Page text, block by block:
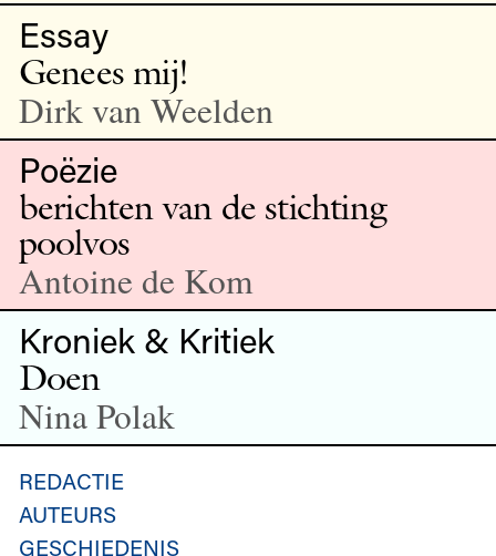
Essay
Genees mij!
Dirk van Weelden
Poëzie
berichten van de stichting
poolvos
Antoine de Kom
Kroniek & Kritiek
Doen
Nina Polak
REDACTIE
AUTEURS
GESCHIEDENIS